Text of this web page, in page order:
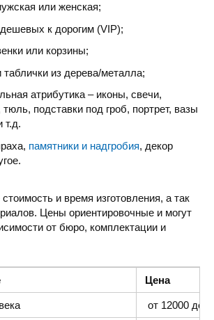
или женская;
к дорогим (VIP);
или корзины;
таблички из дерева/металла;
атрибутика – иконы, свечи,
тюль, подставки под гроб, портрет, вазы
т.д.
памятники и надгробия, декор
и время изготовления, а так
Цены ориентировочные и могут
от бюро, комплектации и
Цена
от 12000 до